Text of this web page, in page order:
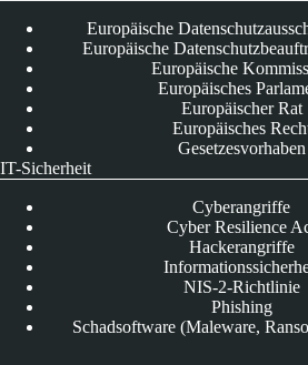
Europäische
Europäische
Europäische
Europäisches
Europäischer Rat
Europäisches
Gesetzesvorhaben
IT-Sicherheit
Cyberangriffe
Cyber Resilience
Hackerangriffe
NIS-2-Richtlinie
Phishing
Schadsoftware (Maleware,